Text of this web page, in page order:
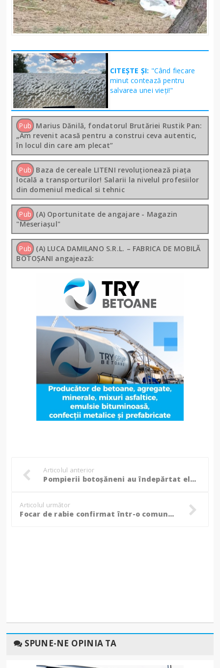
CITEȘTE ȘI: "Când fiecare
minut contează pentru
salvarea unei vieți!"
Pub Marius Dănilă, fondatorul Brutăriei Rustik Pan:
„Am revenit acasă pentru a construi ceva autentic,
în locul din care am plecat”
Pub Baza de cereale LITENI revoluționează piața
locală a transporturilor! Salarii la nivelul profesiilor
din domeniul medical si tehnic
Pub (A) Oportunitate de angajare - Magazin
"Meseriașul"
Pub (A) LUCA DAMILANO S.R.L. – FABRICA DE MOBILĂ
BOTOȘANI angajează:
Articolul anterior
Pompierii botoșăneni au îndepărtat elemente de construcție care prezentau pericol pentru trecători! (Foto)
Articolul următor
Focar de rabie confirmat într-o comună din județul Botoșani, autorități convocate în ședință de urgență!
SPUNE-NE OPINIA TA